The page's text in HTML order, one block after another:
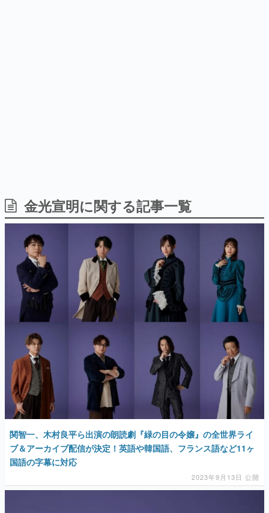
日本のモバイルゲーム史における主要なトピック・タイト
ルを網羅するほか、開発者へのインタビューや識者による
解説を掲載。約20年の歴史が一望できる決定版！
若ゲのいたり〜ゲームクリエイターの青春〜
『うつヌケ』『ペンと箸』等で知られるマンガ家・田中圭
一先生によるゲーム業界レポートマンガです。
なんでゲームは面白い？
ゲーム開発者・hamatsu氏がゲームの魅力を画面や操作の
具体的な形から解き明かしていく、硬派で骨太な評論連載
です。
ゲームが変えた日本語
「経験値」「裏技」「ラスボス」… ゲームにまつわる言葉
の起源や用法の変遷を、コンピューター文化史研究家・タ
イニーP氏が徹底調査。
カテゴリ
特集記事
マンガ
女性向け
アプリレビュー
関智一、木村良平ら出演の朗読劇『緑の目の令嬢』の全世界ライ
ブ＆アーカイブ配信が決定！英語や韓国語、フランス語など11ヶ
国語の字幕に対応
2023年9月13日 公開